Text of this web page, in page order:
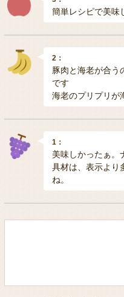
簡単レシピで美味
2：
豚肉と海老が合う
です
海老のプリプリ
1：
美味しかったぁ。
具材は、表示より
ね。